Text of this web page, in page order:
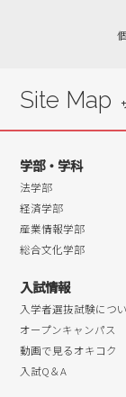
Site Map
学部・学科
法学部
経済学部
産業情報学部
総合文化学部
入試情報
入学者選抜試験につ
オープンキャンパス
動画で見るオキコク
入試Q＆A